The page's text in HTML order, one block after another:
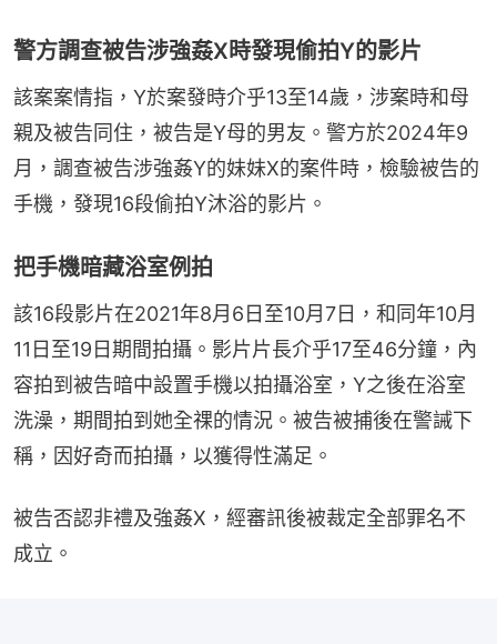
警方調查被告涉強姦X時發現偷拍Y的影片
該案案情指，Y於案發時介乎13至14歲，涉案時和母
親及被告同住，被告是Y母的男友。警方於2024年9
月，調查被告涉強姦Y的妹妹X的案件時，檢驗被告的
手機，發現16段偷拍Y沐浴的影片。
把手機暗藏浴室例拍
該16段影片在2021年8月6日至10月7日，和同年10月
11日至19日期間拍攝。影片片長介乎17至46分鐘，內
容拍到被告暗中設置手機以拍攝浴室，Y之後在浴室
洗澡，期間拍到她全祼的情況。被告被捕後在警誡下
稱，因好奇而拍攝，以獲得性滿足。
被告否認非禮及強姦X，經審訊後被裁定全部罪名不
成立。